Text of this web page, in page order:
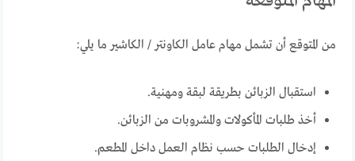
من المتوقع أن تشمل مهام عامل الكاونتر / الكاشير ما يلي:
استقبال الزبائن بطريقة لبقة ومهنية.
أخذ طلبات المأكولات والمشروبات من الزبائن.
إدخال الطلبات حسب نظام العمل داخل المطعم.